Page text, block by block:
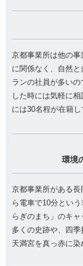
京都事業所は他の
に関係なく、自然
ランの社員が多い
した時には気軽に
には30名程が在籍
環境
京都事業所がある
ら電車で10分とい
らぎのまち」のキ
多くの史跡や、四
天満宮を真っ赤に染